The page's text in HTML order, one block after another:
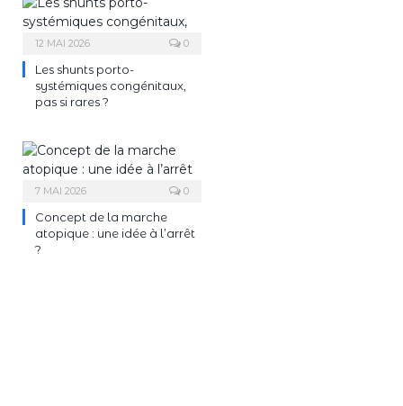
12 MAI 2026 0
Les shunts porto-
systémiques congénitaux,
pas si rares ?
7 MAI 2026 0
Concept de la marche
atopique : une idée à l’arrêt
?